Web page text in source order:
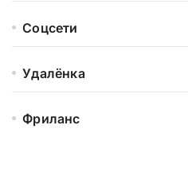
Соцсети
Удалёнка
Фриланс